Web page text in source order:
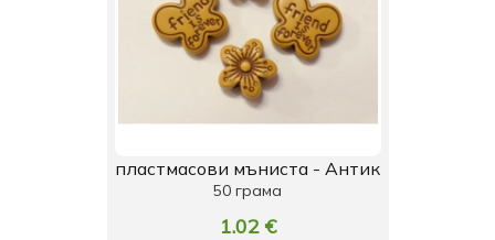
пластмасови мъниста - Антик
50 грама
1.02 €